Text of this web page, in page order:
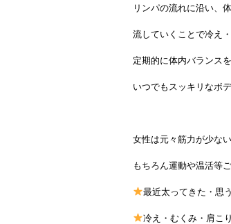
リンパの流れに沿い、
流していくことで冷え
定期的に体内バランス
いつでもスッキリなボ
女性は元々筋力が少な
もちろん運動や温活等
最近太ってきた・思
冷え・むくみ・肩こ